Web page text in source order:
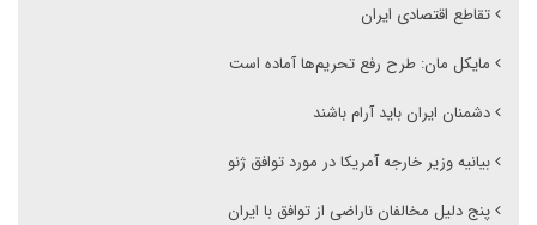
تقاطع اقتصادی ایران
مایکل مان: طرح رفع تحریم‌ها آماده است
دشمنان ایران باید آرام باشند
بیانیه وزیر خارجه آمریکا در مورد توافق ژنو
پنج دلیل مخالفان ناراضی از توافق با ایران